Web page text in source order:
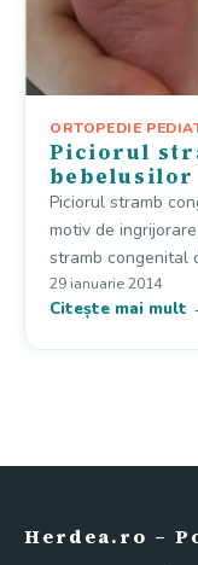
ORTOPEDIE
Piciorul
bebelusilor
Piciorul stramb
motiv de
stramb congenital
29 ianuarie 2014
Citește mai mult
Herdea.ro –